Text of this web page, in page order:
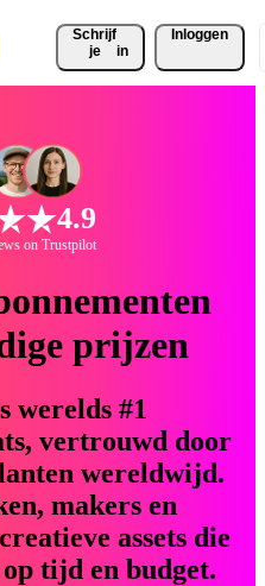
Schrijf
je
in
Inloggen
4.9
on Trustpilot
prijzen
werelds #1
vertrouwd door
wereldwijd.
makers en
assets die
tijd en budget.